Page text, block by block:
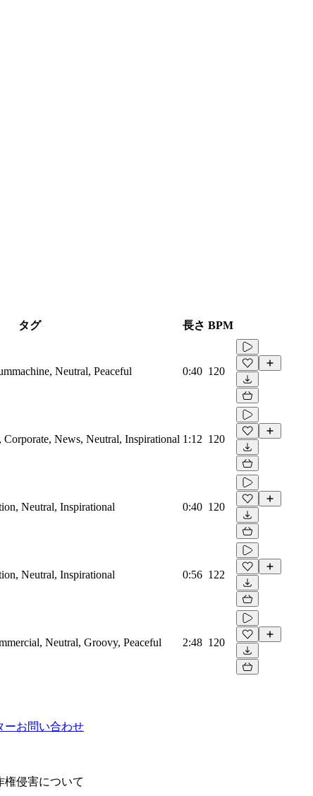
タグ 長さ BPM
Neutral, Peaceful 0:40 120
Corporate, News, Neutral, Inspirational 1:12 120
Neutral, Inspirational 0:40 120
Neutral, Inspirational 0:56 122
Neutral, Groovy, Peaceful 2:48 120
ーお問い合わせ
権侵害について